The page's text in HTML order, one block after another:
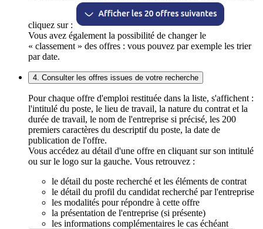
cliquez sur :
Vous avez également la possibilité de changer le
« classement » des offres : vous pouvez par exemple les trier
par date.
4. Consulter les offres issues de votre recherche
Pour chaque offre d'emploi restituée dans la liste, s'affichent :
l'intitulé du poste, le lieu de travail, la nature du contrat et la
durée de travail, le nom de l'entreprise si précisé, les 200
premiers caractères du descriptif du poste, la date de
publication de l'offre.
Vous accédez au détail d'une offre en cliquant sur son intitulé
ou sur le logo sur la gauche. Vous retrouvez :
le détail du poste recherché et les éléments de contrat
le détail du profil du candidat recherché par l'entreprise
les modalités pour répondre à cette offre
la présentation de l'entreprise (si présente)
les informations complémentaires le cas échéant